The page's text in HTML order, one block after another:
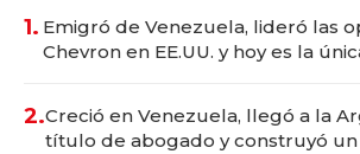
1. Emigró de Venezuela, lideró las
Chevron en EE.UU. y hoy es la
2.Creció en Venezuela, llegó a la
título de abogado y construyó